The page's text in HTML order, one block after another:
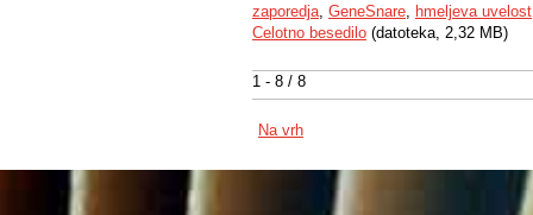
1 - 8 / 8
zaporedja, GeneSnare, hmeljeva uvelost
Celotno besedilo (datoteka, 2,32 MB)
Na vrh